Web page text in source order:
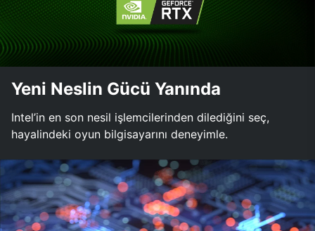
Yeni Neslin Gücü Yanında
Intel’in en son nesil işlemcilerinden dilediğini seç,
hayalindeki oyun bilgisayarını deneyimle.